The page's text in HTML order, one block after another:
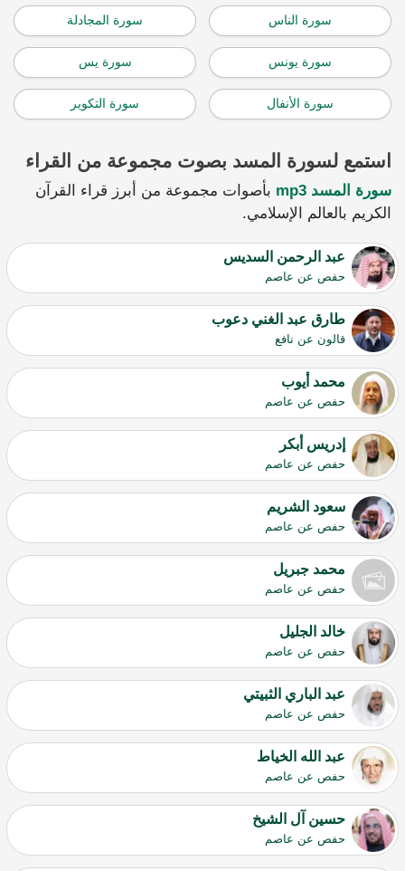
سورة الناس سورة المجادلة
سورة يونس سورة يس
سورة الأنفال سورة التكوير
استمع لسورة المسد بصوت مجموعة من القراء
سورة المسد mp3
بأصوات مجموعة من أبرز قراء القرآن
الكريم بالعالم الإسلامي.
عبد الرحمن السديس
حفص عن عاصم
طارق عبد الغني دعوب
قالون عن نافع
محمد أيوب
حفص عن عاصم
إدريس أبكر
حفص عن عاصم
سعود الشريم
حفص عن عاصم
محمد جبريل
حفص عن عاصم
خالد الجليل
حفص عن عاصم
عبد الباري الثبيتي
حفص عن عاصم
عبد الله الخياط
حفص عن عاصم
حسين آل الشيخ
حفص عن عاصم